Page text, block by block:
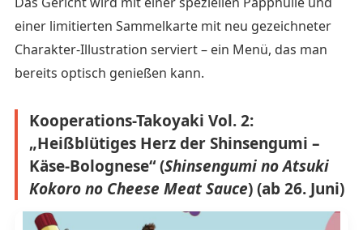
einer limitierten Sammelkarte mit neu gezeichneter
Charakter-Illustration serviert – ein Menü, das man
bereits optisch genießen kann.
Kooperations-Takoyaki Vol. 2:
„Heißblütiges Herz der Shinsengumi –
Käse-Bolognese“ (Shinsengumi no Atsuki
Kokoro no Cheese Meat Sauce) (ab 26. Juni)